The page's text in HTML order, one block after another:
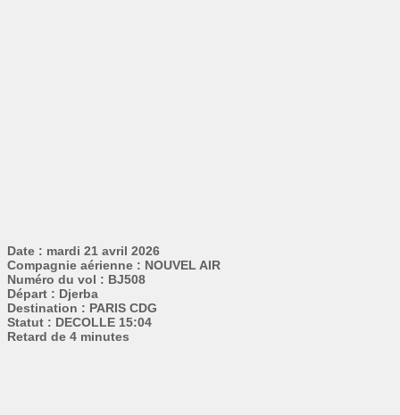
Date : mardi 21 avril 2026
Compagnie aérienne : NOUVEL AIR
Numéro du vol : BJ508
Départ : Djerba
Destination : PARIS CDG
Statut : DECOLLE 15:04
Retard de 4 minutes